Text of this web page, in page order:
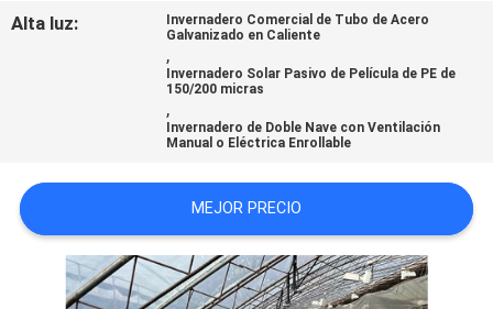
ÉNTRENOS
EN
CONTACTO
Alta luz:
Invernadero Comercial de Tubo de Acero
Galvanizado en Caliente
,
Invernadero Solar Pasivo de Película de PE de
150/200 micras
,
Invernadero de Doble Nave con Ventilación
Manual o Eléctrica Enrollable
MEJOR PRECIO